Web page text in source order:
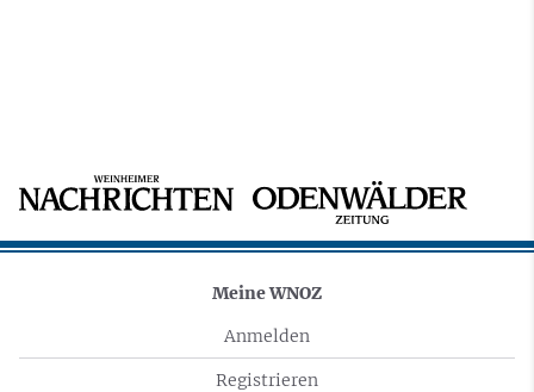
Meine WNOZ
Anmelden
Registrieren